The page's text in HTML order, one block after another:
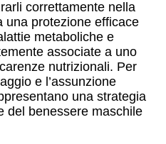
correttamente nella
una protezione efficace
metaboliche e
associate a uno
nutrizionali. Per
e l’assunzione
una strategia
del benessere maschile